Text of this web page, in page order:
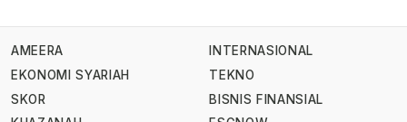
AMEERA
EKONOMI SYARIAH
SKOR
INTERNASIONAL
TEKNO
BISNIS FINANSIAL